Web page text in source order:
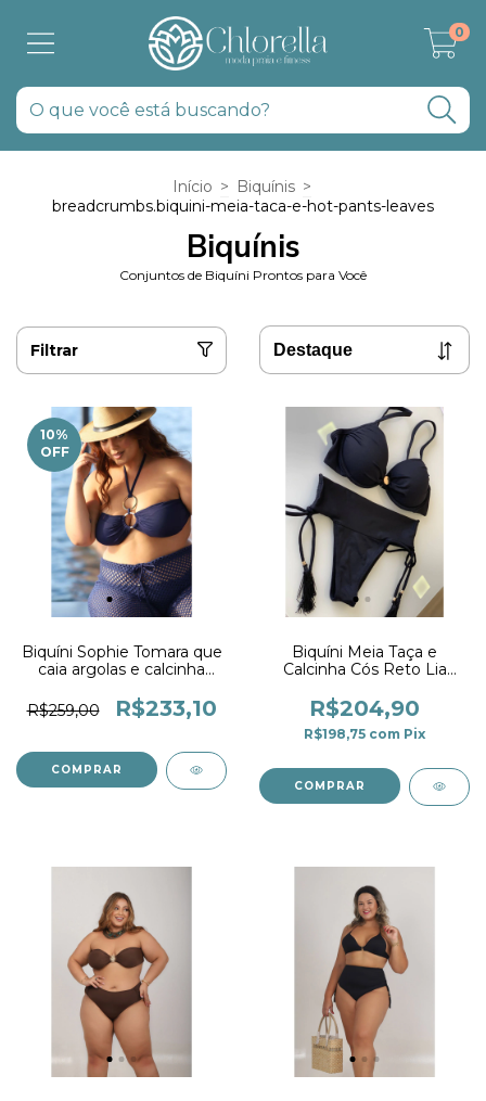
0
Início > Biquínis >
breadcrumbs.biquini-meia-taca-e-hot-pants-leaves
Biquínis
Conjuntos de Biquíni Prontos para Você
Filtrar
10%
OFF
Biquíni Sophie Tomara que
caia argolas e calcinha
R$259,00
R$233,10
COMPRAR
Biquíni Meia Taça e
Calcinha Cós Reto Lia
R$204,90
R$198,75 com Pix
COMPRAR